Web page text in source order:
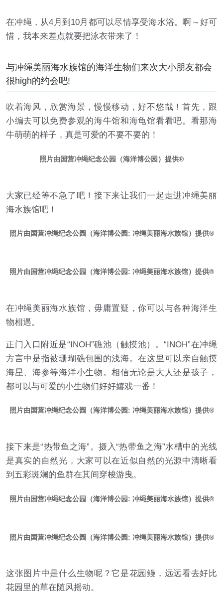
在冲绳，从4月到10月都可以尽情享受海水浴。啊～好可
惜，我本来差点就要把泳衣带来了！
与冲绳美丽海水族馆的海洋生物们来次大小朋友都会
很high的约会吧!
吹着海风，欣赏海景，慢慢移动，好不悠哉！首先，跟
小编去可以免费参观的海牛馆和海龟馆看看吧。看那海
牛萌萌的样子，真是可爱的不要不要的！
照片由国营冲绳纪念公园（海洋博公园）提供
大家已经等不急了吧！接下来让我们一起走进冲绳美丽
海水族馆吧！
照片由国营冲绳纪念公园（海洋博公园: 冲绳美丽海水族馆）提供
照片由国营冲绳纪念公园（海洋博公园: 冲绳美丽海水族馆）提供
在冲绳美丽海水族馆，毋庸置疑，你可以与各种海洋生
物相遇。
正门入口附近是“INOH”礁池（触摸池）。“INOH”在冲绳
方言中是指被珊瑚礁包围的浅海。在这里可以亲自触摸
海星、海参等海洋小生物。相信无论是大人还是孩子，
都可以与可爱的小生物们好好嬉戏一番！
照片由国营冲绳纪念公园（海洋博公园: 冲绳美丽海水族馆）提供
接下来是“热带鱼之海”。摄入“热带鱼之海”水槽中的光线
是真实的自然光，大家可以在近似自然的光源中清晰看
到五彩斑斓的鱼群在其间穿梭游曳。
照片由国营冲绳纪念公园（海洋博公园: 冲绳美丽海水族馆）提供
照片由国营冲绳纪念公园（海洋博公园: 冲绳美丽海水族馆）提供
这张图片中是什么生物呢？它是花园鳗，远远看去好比
花园里的草在随风摇动。